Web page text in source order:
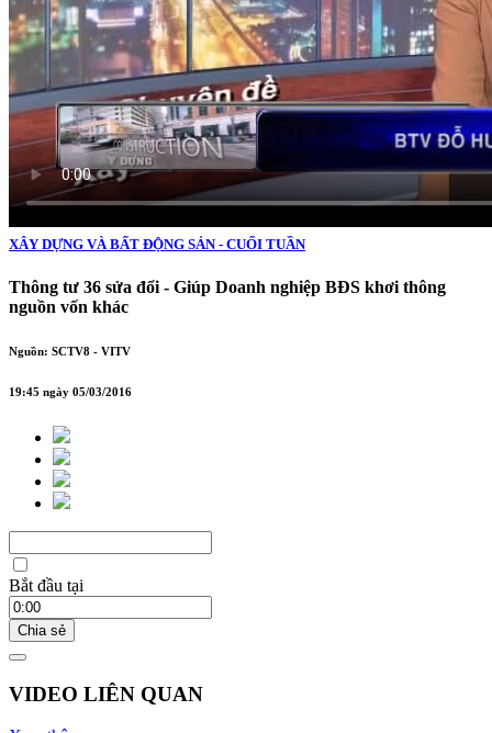
XÂY DỰNG VÀ BẤT ĐỘNG SẢN - CUỐI TUẦN
Thông tư 36 sửa đổi - Giúp Doanh nghiệp BĐS khơi thông
nguồn vốn khác
Nguồn: SCTV8 - VITV
19:45 ngày 05/03/2016
Bắt đầu tại
Chia sẻ
VIDEO LIÊN QUAN